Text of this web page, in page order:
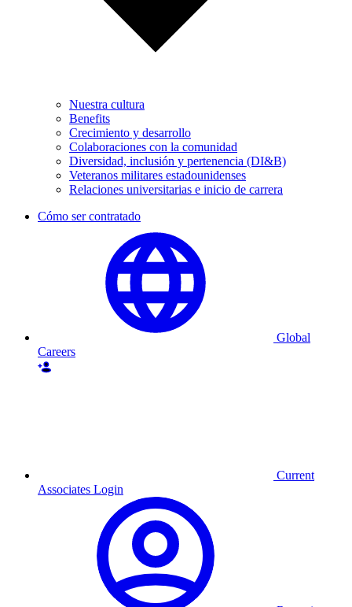
Nuestra cultura
Benefits
Crecimiento y desarrollo
Colaboraciones con la comunidad
Diversidad, inclusión y pertenencia (DI&B)
Veteranos militares estadounidenses
Relaciones universitarias e inicio de carrera
Cómo ser contratado
Global
Careers
Current
Associates Login